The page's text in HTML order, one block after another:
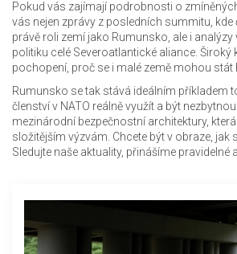
Pokud vás zajímají podrobnosti o
vás nejen zprávy z posledních summitu, kde
právě roli zemí jako Rumunsko, ale i
politiku celé Severoatlantické aliance. Široký
pochopení, proč se i malé země mohou stát
Rumunsko se tak stává ideálním příkladem
členství v NATO reálně využít a být
mezinárodní bezpečnostní architektury,
složitějším výzvám. Chcete být v obraze, jak
Sledujte naše aktuality, přinášíme pravidelné